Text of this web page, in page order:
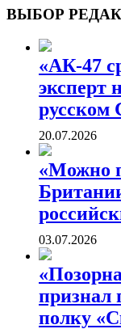
ВОЕННЫЕ
СТАТЬИ
ВЫБОР
«АК-47
эксперт
русском
20.07.2026
«Можно
03.07.2026
признал
полку